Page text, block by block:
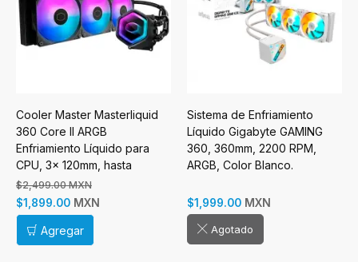
Cooler Master Masterliquid
360 Core II ARGB
Enfriamiento Líquido para
CPU, 3x 120mm, hasta
1750RPM, Negro
$2,499.00 MXN
$1,899.00 MXN
Agregar
Sistema de Enfriamiento
Líquido Gigabyte GAMING
360, 360mm, 2200 RPM,
ARGB, Color Blanco.
$1,999.00 MXN
Agotado